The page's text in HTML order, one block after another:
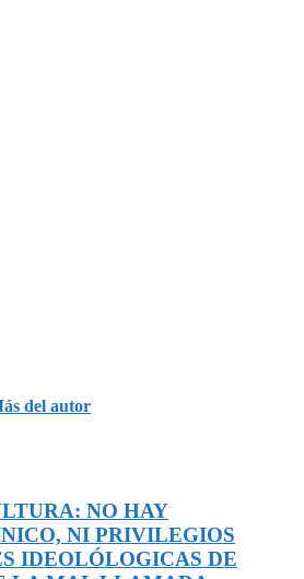
del autor
NO HAY
NI PRIVILEGIOS
IDEOLÓLOGICAS DE